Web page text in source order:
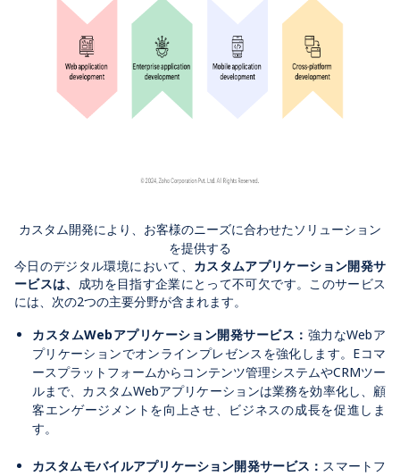
カスタム開発により、お客様のニーズに合わせたソリューション
を提供する
今日のデジタル環境において、 カスタムアプリケーション開発サ
ービスは、 成功を目指す企業にとって不可欠です。このサービス
には、次の2つの主要分野が含まれます。
カスタムWebアプリケーション開発サービス： 強力なWebア
プリケーションでオンラインプレゼンスを強化します。Eコマ
ースプラットフォームからコンテンツ管理システムやCRMツー
ルまで、カスタムWebアプリケーションは業務を効率化し、顧
客エンゲージメントを向上させ、ビジネスの成長を促進しま
す。
カスタムモバイルアプリケーション開発サービス： スマートフ